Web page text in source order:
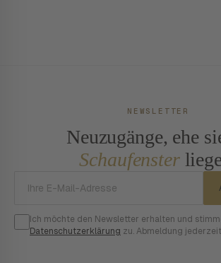
NEWSLETTER
Neuzugänge, ehe
Schaufenster
Ich möchte den Newsletter erhalten und
Datenschutzerklärung zu. Abmeldung